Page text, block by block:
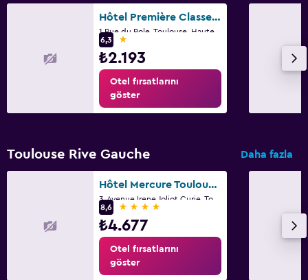
Hôtel Première Classe Toulouse Nord - Sesquières
6,3
1 yıldız
₺2.193
Otel fırsatlarını
göster
Toulouse Rive Gauche Daha fazla
Hôtel Mercure Toulouse Sud
8,6
4 yıldız
₺4.677
Otel fırsatlarını
göster